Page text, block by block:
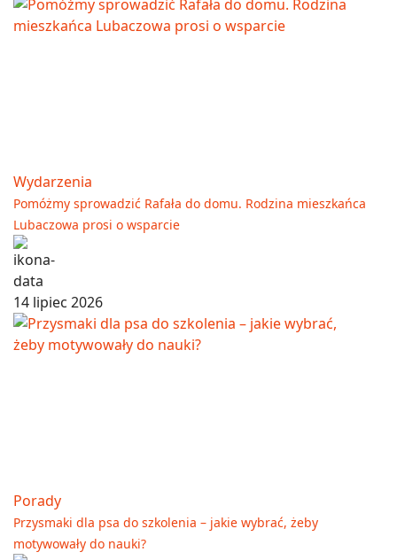
Wydarzenia
Pomóżmy sprowadzić Rafała do domu. Rodzina mieszkańca
Lubaczowa prosi o wsparcie
14 lipiec 2026
Porady
Przysmaki dla psa do szkolenia – jakie wybrać, żeby
motywowały do nauki?